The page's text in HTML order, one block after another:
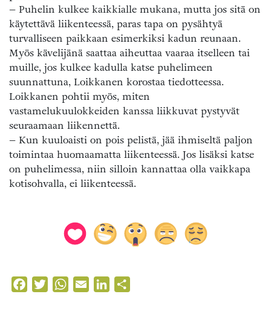
– Puhelin kulkee kaikkialle mukana, mutta jos sitä on
käytettävä liikenteessä, paras tapa on pysähtyä
turvalliseen paikkaan esimerkiksi kadun reunaan.
Myös kävelijänä saattaa aiheuttaa vaaraa itselleen tai
muille, jos kulkee kadulla katse puhelimeen
suunnattuna, Loikkanen korostaa tiedotteessa.
Loikkanen pohtii myös, miten
vastamelukuulokkeiden kanssa liikkuvat pystyvät
seuraamaan liikennettä.
– Kun kuuloaisti on pois pelistä, jää ihmiseltä paljon
toimintaa huomaamatta liikenteessä. Jos lisäksi katse
on puhelimessa, niin silloin kannattaa olla vaikkapa
kotisohvalla, ei liikenteessä.
FacebookTwitterWhatsApp
Email LinkedIn